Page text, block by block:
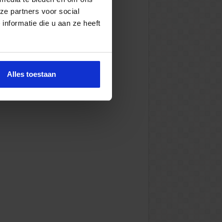
partners voor social
die u aan ze heeft
Alles toestaan